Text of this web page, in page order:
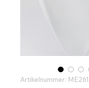
Artikelnummer: